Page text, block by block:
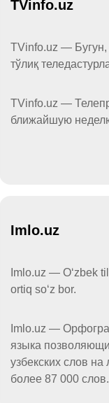
TVinfo.uz
TVinfo.uz — Бугун,
тўлиқ
TVinfo.uz —
ближайшую
Imlo.uz
Imlo.uz — Oʻzbek
ortiq soʻz bor.
Imlo.uz —
языка
узбекских слов
более 87 000 слов.